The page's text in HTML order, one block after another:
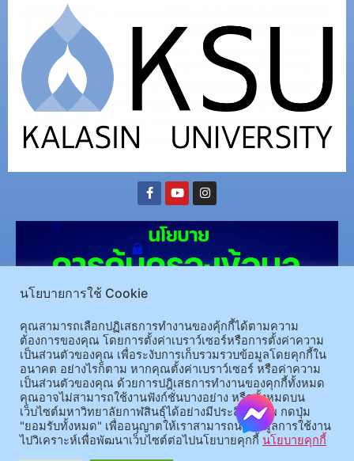
(อ.นามน)13 หมู่ 14 ต.สงเปลือย อ.นามน จ.กาฬสินธุ์ 46230โทรศัพท์ : 043-602-055 โทรสาร :
043-602-044
(อ.เมือง)62/1 ถ.เกษตรสมบูรณ์ ต.กาฬสินธุ์ อ.เมือง จ.กาฬสินธุ์ 46000โทรศัพท์ 043-811128 08-
64584360 โทรสาร 043-813070
นโยบายการใช้ Cookie
คุณสามารถเลือกปฏิเสธการทำงานของคุ้กกี้ได้ตามความ
ต้องการของคุณ โดยการตั้งค่าเบราว์เซอร์หรือการตั้งค่าความ
เป็นส่วนตัวของคุณ เพื่อระงับการเก็บรวมรวบข้อมูลโดยคุกกี้ใน
อนาคต อย่างไรก็ตาม หากคุณตั้งค่าเบราว์เซอร์ หรือค่าความ
เป็นส่วนตัวของคุณ ด้วยการปฎิเสธการทำงานของคุกกี้ทั้งหมด
คุณอาจไม่สามารถใช้งานฟังก์ชั่นบางอย่าง หรือทั้งหมดบน
เว็บไซต์มหาวิทยาลัยกาฬสินธุ์ได้อย่างมีประสิทธิภาพ กดปุ่ม
"ยอมรับทั้งหมด" เพื่ออนุญาตให้เราสามารถนำข้อมูลการใช้งาน
ไปวิเคราะห์เพื่อพัฒนาเว็บไซต์ต่อไปนโยบายคุกกี้ นโยบายคุกกี้